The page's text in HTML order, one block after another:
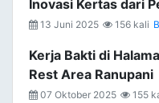
Inovasi Kertas dari
13 Juni 2025 156 kali
Kerja Bakti di
Rest Area Ranupani
07 Oktober 2025 155